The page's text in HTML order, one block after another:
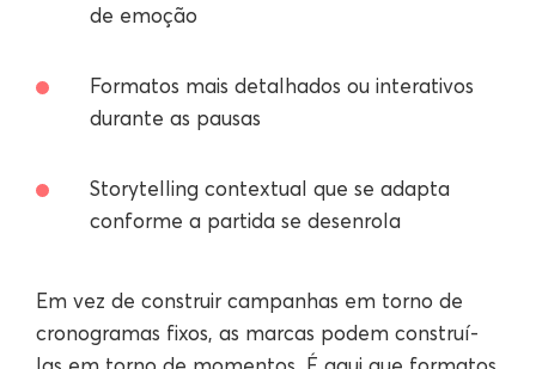
de emoção
Formatos mais detalhados ou interativos
durante as pausas
Storytelling contextual que se adapta
conforme a partida se desenrola
Em vez de construir campanhas em torno de
cronogramas fixos, as marcas podem construí-